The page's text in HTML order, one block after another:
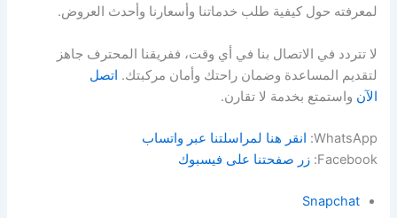
لمعرفته حول كيفية طلب خدماتنا وأسعارنا وأحدث العروض.
لا تتردد في الاتصال بنا في أي وقت، ففريقنا المحترف جاهز
لتقديم المساعدة وضمان راحتك وأمان مركبتك. اتصل
الآن واستمتع بخدمة لا تقارن.
WhatsApp: انقر هنا لمراسلتنا عبر واتساب
Facebook: زر صفحتنا على فيسبوك
Snapchat